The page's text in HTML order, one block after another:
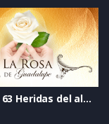
Capítulo 63 Heridas del alma